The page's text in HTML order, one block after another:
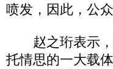
喷发，因此，公
赵之珩表示，
托情思的一大载